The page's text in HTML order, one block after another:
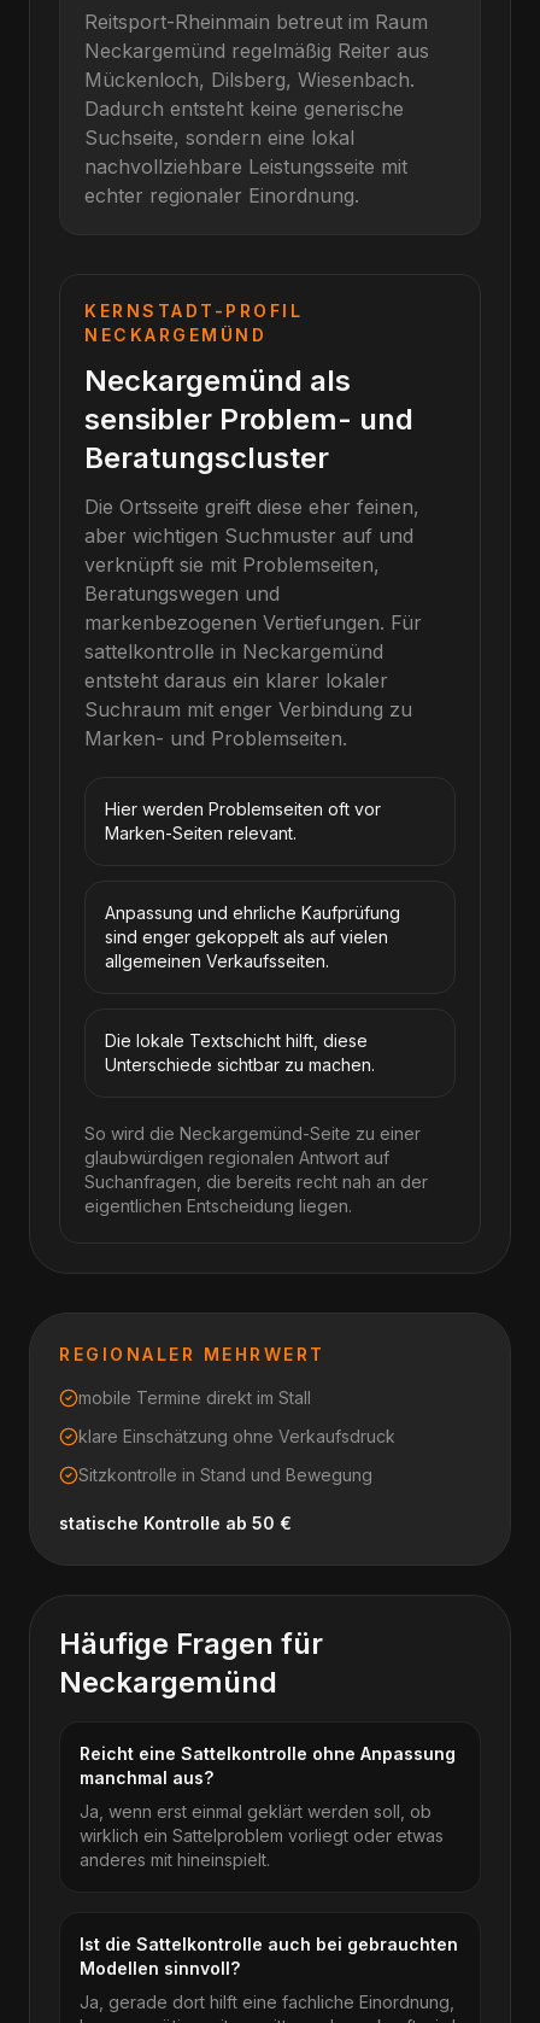
Reitsport-Rheinmain betreut im Raum
Neckargemünd regelmäßig Reiter aus
Mückenloch, Dilsberg, Wiesenbach.
Dadurch entsteht keine generische
Suchseite, sondern eine lokal
nachvollziehbare Leistungsseite mit
echter regionaler Einordnung.
KERNSTADT-PROFIL
NECKARGEMÜND
Neckargemünd als
sensibler Problem- und
Beratungscluster
Die Ortsseite greift diese eher feinen,
aber wichtigen Suchmuster auf und
verknüpft sie mit Problemseiten,
Beratungswegen und
markenbezogenen Vertiefungen. Für
sattelkontrolle in Neckargemünd
entsteht daraus ein klarer lokaler
Suchraum mit enger Verbindung zu
Marken- und Problemseiten.
Hier werden Problemseiten oft vor
Marken-Seiten relevant.
Anpassung und ehrliche Kaufprüfung
sind enger gekoppelt als auf vielen
allgemeinen Verkaufsseiten.
Die lokale Textschicht hilft, diese
Unterschiede sichtbar zu machen.
So wird die Neckargemünd-Seite zu einer
glaubwürdigen regionalen Antwort auf
Suchanfragen, die bereits recht nah an der
eigentlichen Entscheidung liegen.
REGIONALER MEHRWERT
mobile Termine direkt im Stall
klare Einschätzung ohne Verkaufsdruck
Sitzkontrolle in Stand und Bewegung
statische Kontrolle ab 50 €
Häufige Fragen für
Neckargemünd
Reicht eine Sattelkontrolle ohne Anpassung
manchmal aus?
Ja, wenn erst einmal geklärt werden soll, ob
wirklich ein Sattelproblem vorliegt oder etwas
anderes mit hineinspielt.
Ist die Sattelkontrolle auch bei gebrauchten
Modellen sinnvoll?
Ja, gerade dort hilft eine fachliche Einordnung,